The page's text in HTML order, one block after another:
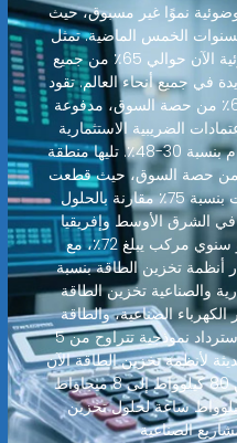
نموًا غير مسبوق، حيث
من 550٪ في السنوات الخمس الماضية. تمثل
أنظمة تخزين الطاقة والكهروضوئية الآن حوالي 65٪ من جميع
في جميع أنحاء العالم. تقود
أمريكا الشمالية وأوروبا بنسبة 62٪ من حصة السوق، مدفوعة
الضريبية الاستثمارية
التي تقلل التكاليف الإجمالية للنظام بنسبة 30-48٪. تليها منطقة
الهادئ بنسبة 45٪ من حصة السوق، حيث قطعت
التصاميم المعيارية أوقات التثبيت بنسبة 75٪ مقارنة بالحلول
في الشرق الأوسط وإفريقيا
أسرع المناطق نموًا بمعدل نمو سنوي مركب يبلغ 72٪، مع
أنظمة تخزين الطاقة بنسبة
والصناعية تخزين الطاقة
الصناعية، والطاقة
الاحتياطية للطوارئ، مع فترات استرداد نموذجية تتراوح من 5
لأنظمة تخزين الطاقة الآن
بأنظمة متكاملة بسعة تتراوح من 80 كيلوواط إلى 8 ميجاواط
350 دولارًا/كيلوواط ساعة لحلول تخزين